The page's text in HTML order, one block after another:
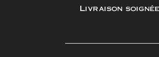
Livraison soignée